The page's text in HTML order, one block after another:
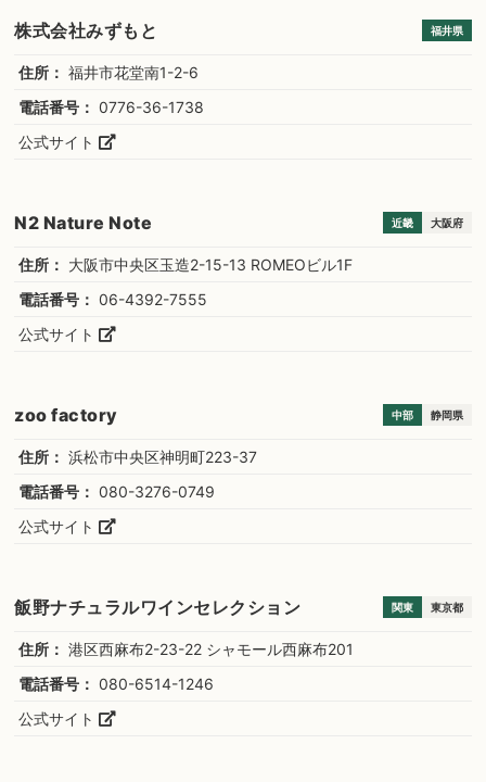
株式会社みずもと 福井県
住所： 福井市花堂南1-2-6
電話番号： 0776-36-1738
公式サイト
N2 Nature Note 近畿 大阪府
住所： 大阪市中央区玉造2-15-13 ROMEOビル1F
電話番号： 06-4392-7555
公式サイト
zoo factory 中部 静岡県
住所： 浜松市中央区神明町223-37
電話番号： 080-3276-0749
公式サイト
飯野ナチュラルワインセレクション 関東 東京都
住所： 港区西麻布2-23-22 シャモール西麻布201
電話番号： 080-6514-1246
公式サイト